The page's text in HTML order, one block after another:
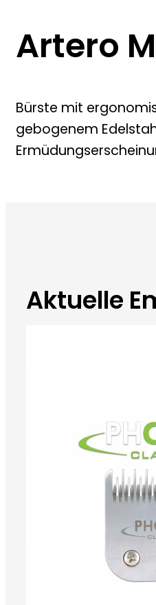
Artero
Bürste mit
gebogenem
Aktuelle